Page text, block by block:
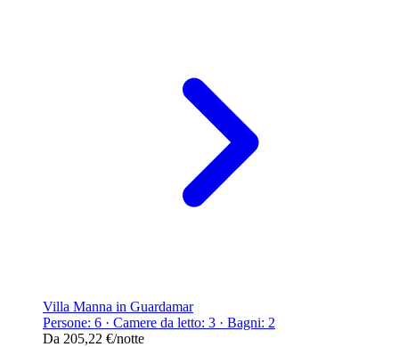
Villa Manna in Guardamar
Persone: 6 · Camere da letto: 3 · Bagni: 2
Da 205,22 €/notte